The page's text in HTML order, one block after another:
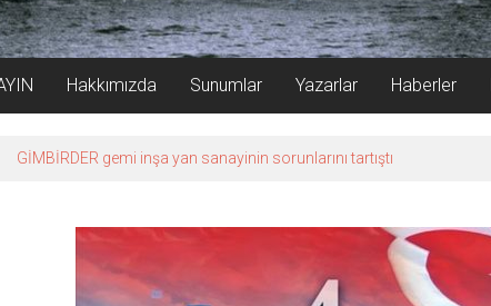
Hakkımızda Sunumlar Yazarlar Haberler
35 milyon TL’lik tekne projesinde karar çıktı